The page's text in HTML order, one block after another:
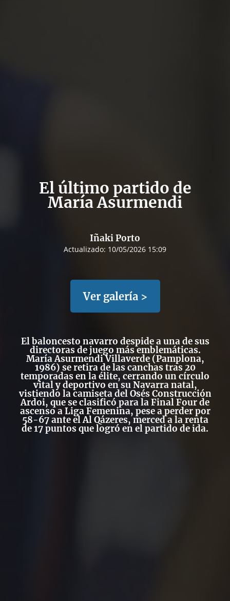
El último partido de
María Asurmendi
Iñaki Porto
Actualizado: 10/05/2026 15:09
Ver galería >
El baloncesto navarro despide a una de sus
directoras de juego más emblemáticas.
María Asurmendi Villaverde (Pamplona,
1986) se retira de las canchas tras 20
temporadas en la élite, cerrando un círculo
vital y deportivo en su Navarra natal,
vistiendo la camiseta del Osés Construcción
Ardoi, que se clasificó para la Final Four de
ascenso a Liga Femenina, pese a perder por
58-67 ante el Al Qázeres, merced a la renta
de 17 puntos que logró en el partido de ida.